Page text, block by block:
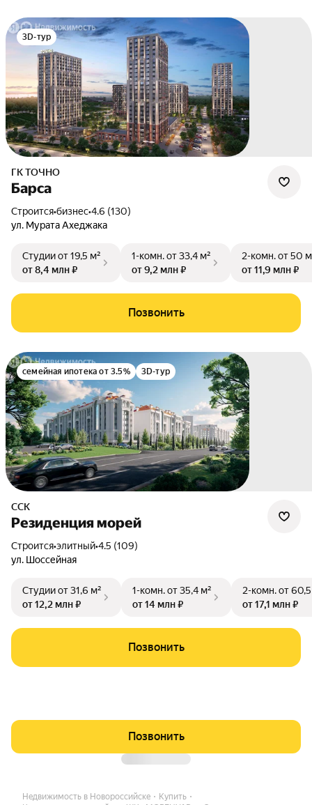
3D-тур
ГК ТОЧНО
Барса
Строится•бизнес•4.6 (130)
ул. Мурата Ахеджака
Студииот 19,5 м²
от 8,4 млн ₽
1-комн.от 33,4 м²
от 9,2 млн ₽
2-комн.от 50
от 11,9 млн ₽
Позвонить
семейная ипотека от 3.5% 3D-тур
ССК
Резиденция морей
Строится•элитный•4.5 (109)
ул. Шоссейная
Студииот 31,6 м²
от 12,2 млн ₽
1-комн.от 35,4 м²
от 14 млн ₽
2-комн.от
от 17,1 млн ₽
Позвонить
Позвонить
Недвижимость в Новороссийске
Купить